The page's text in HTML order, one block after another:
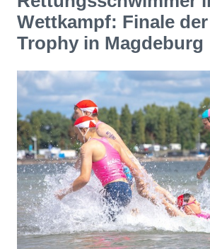
Wettkampf: Finale
Trophy in Magdeburg